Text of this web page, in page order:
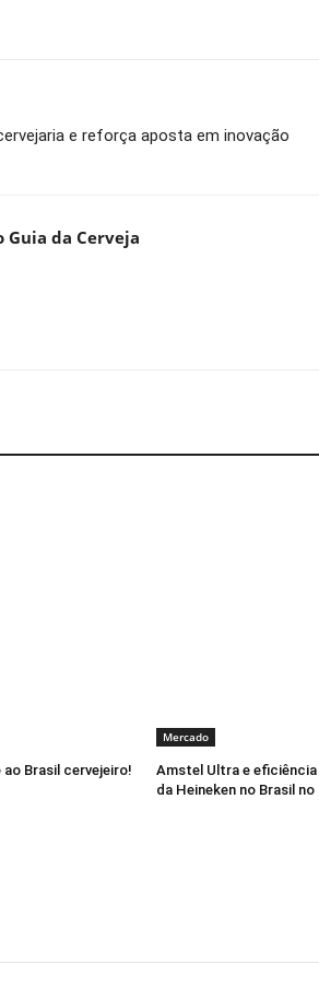
e reforça aposta em inovação
Guia da Cerveja
Brasil cervejeiro!
Mercado
Amstel Ultra e
da Heineken no Brasil